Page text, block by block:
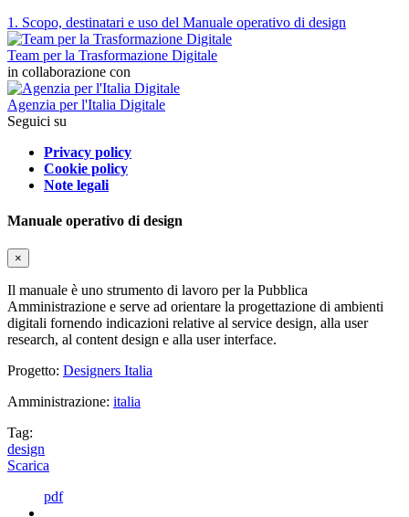
1. Scopo, destinatari e uso del Manuale operativo di design
Team per la Trasformazione Digitale
in collaborazione con
Agenzia per l'Italia Digitale
Seguici su
Privacy policy
Cookie policy
Note legali
Manuale operativo di design
×
Il manuale è uno strumento di lavoro per la Pubblica
Amministrazione e serve ad orientare la progettazione di ambienti
digitali fornendo indicazioni relative al service design, alla user
research, al content design e alla user interface.
Progetto: Designers Italia
Amministrazione: italia
Tag:
design
Scarica
pdf